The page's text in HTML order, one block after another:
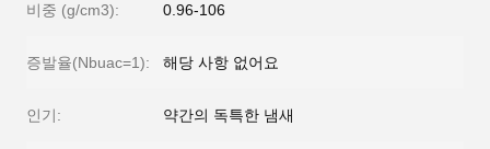
비중 (g/cm3): 0.96-106
증발율(Nbuac=1): 해당 사항 없어요
인기: 약간의 독특한 냄새